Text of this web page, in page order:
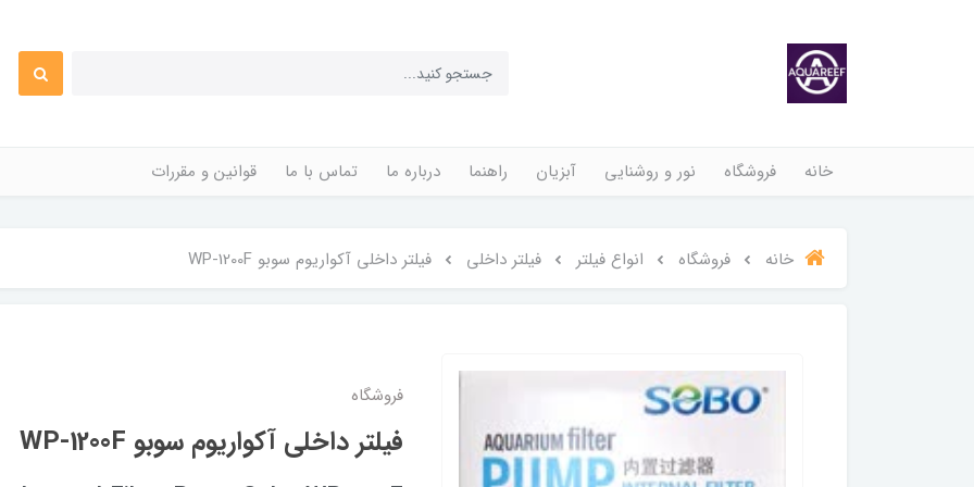
خانه فروشگاه نور و روشنایی آبزیان راهنما درباره ما تماس با ما قوانین و مقررات
خانه فروشگاه انواع فیلتر فیلتر داخلی فیلتر داخلی آکواریوم سوبو WP-1200F
فروشگاه
فیلتر داخلی آکواریوم سوبو WP-1200F